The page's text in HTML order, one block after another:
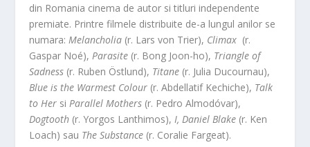
din Romania cinema de autor si titluri independente
premiate. Printre filmele distribuite de-a lungul anilor se
numara: Melancholia (r. Lars von Trier), Climax (r.
Gaspar Noé),Parasite (r. Bong Joon-ho), Triangle of
Sadness (r. Ruben Östlund), Titane (r. Julia Ducournau),
Blue is the Warmest Colour (r. Abdellatif Kechiche), Talk
to Her siParallel Mothers (r. Pedro Almodóvar),
Dogtooth (r. Yorgos Lanthimos),I, Daniel Blake (r. Ken
Loach) sau The Substance (r. Coralie Fargeat).